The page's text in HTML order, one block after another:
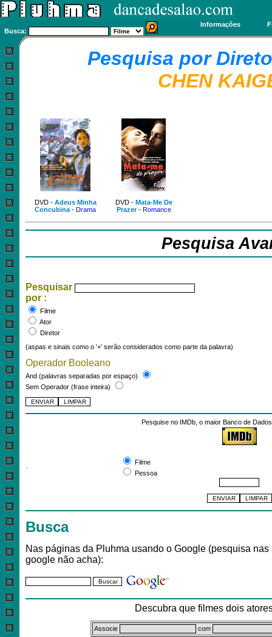
Busca:
Informações
Pesquisa por
CHEN
DVD - Adeus Minha
Concubina - Drama
DVD - Mata-Me De
Prazer- Romance
Pesquisa
Pesquisar
por :
Filme
Ator
Diretor
(aspas e sinais como o '+' serão considerados como parte da palavra)
Operador Booleano
And (palavras separadas por espaço)
Sem Operador (frase inteira)
Pesquise no IMDb, o maior Banco de
Filme
Pessoa
Busca
Nas páginas da Pluhma usando o Google (pesquisa
google não acha):
Descubra que filmes dois
Associe com